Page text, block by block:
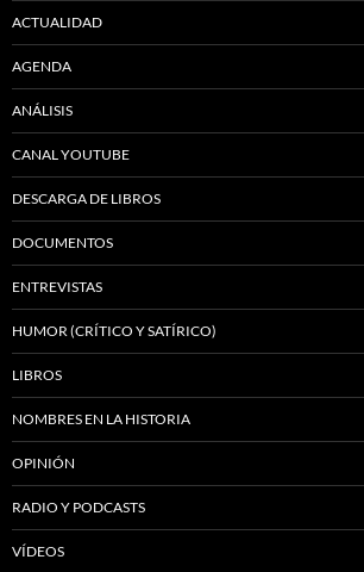
ACTUALIDAD
AGENDA
ANÁLISIS
CANAL YOUTUBE
DESCARGA DE LIBROS
DOCUMENTOS
ENTREVISTAS
HUMOR (CRÍTICO Y SATÍRICO)
LIBROS
NOMBRES EN LA HISTORIA
OPINIÓN
RADIO Y PODCASTS
VÍDEOS